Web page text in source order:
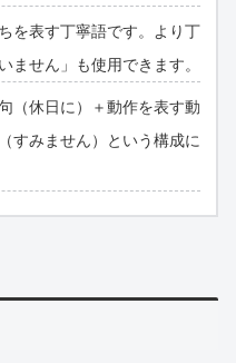
を表す丁寧語です。より丁
ません」も使用できます。
（休日に）＋動作を表す動
すみません）という構成に